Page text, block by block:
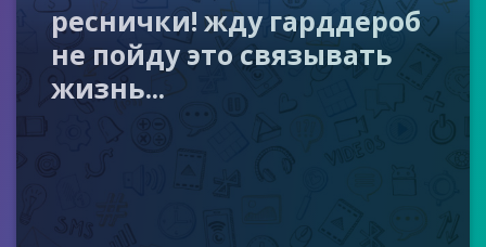
реснички! жду гарддероб
не пойду это связывать
жизнь...